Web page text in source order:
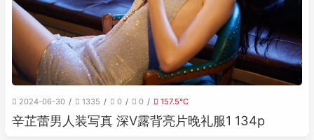
2024-06-30 1335 0 0 157.5℃
辛芷蕾男人装写真 深V露背亮片晚礼服1 134p